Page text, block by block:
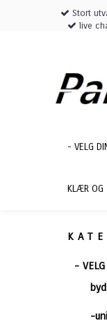
Stort
live
- VELG
KLÆR OG
-
byd
-